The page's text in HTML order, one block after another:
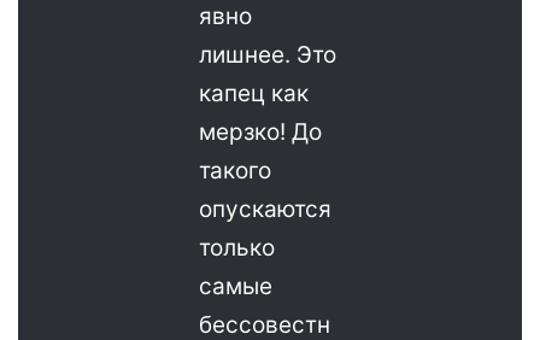
явно
лишнее. Это
капец как
мерзко! До
такого
опускаются
только
самые
бессовестн